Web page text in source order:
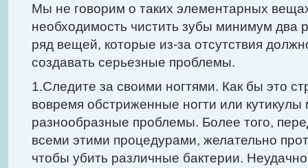
Мы не говорим о таких элементарных
необходимость чистить зубы минимум два
ряд вещей, которые из-за отсутствия
создавать серьезные проблемы.
1.Следите за своими ногтями. Как бы это
вовремя обстриженные ногти или кутикулы
разнообразные проблемы. Более того,
всеми этими процедурами, желательно
чтобы убить различные бактерии.